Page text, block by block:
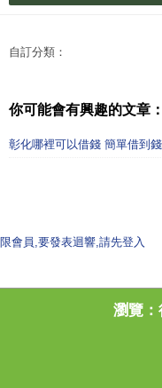
自訂分類：
你可能會有興趣的文章：
彰化哪裡可以借錢 簡單借到
限會員,要發表迴響,請先登入
瀏覽：